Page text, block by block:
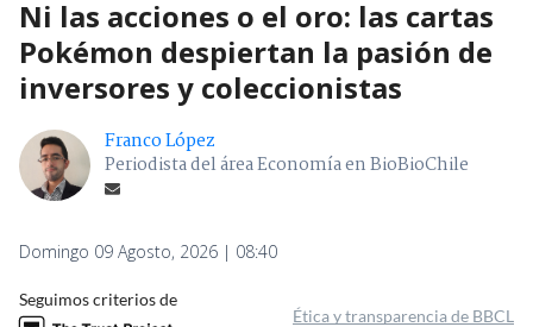
Ni las acciones o el oro: las cartas
Pokémon despiertan la pasión de
inversores y coleccionistas
Franco López
Periodista del área Economía en BioBioChile
Domingo 09 Agosto, 2026 | 08:40
Seguimos criterios de
Ética y transparencia de BBCL